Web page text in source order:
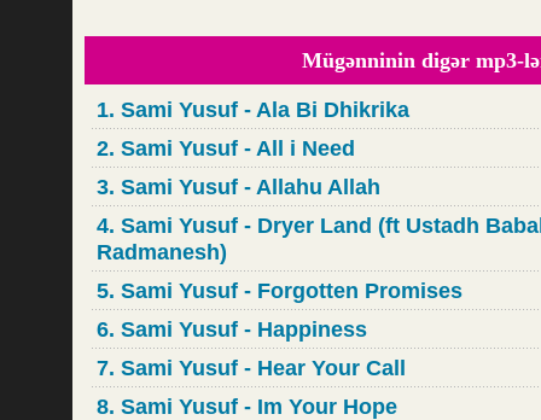
Mügənninin digər mp3-
1. Sami Yusuf - Ala Bi Dhikrika
2. Sami Yusuf - All i Need
3. Sami Yusuf - Allahu Allah
4. Sami Yusuf - Dryer Land (ft Ustadh
Radmanesh)
5. Sami Yusuf - Forgotten Promises
6. Sami Yusuf - Happiness
7. Sami Yusuf - Hear Your Call
8. Sami Yusuf - Im Your Hope